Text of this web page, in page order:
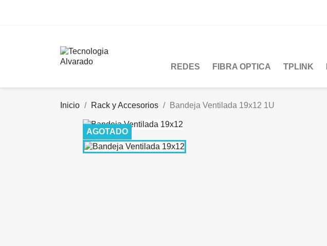
REDES FIBRA OPTICA TPLINK
Inicio Rack y Accesorios Bandeja Ventilada 19x12 1U
AGOTADO